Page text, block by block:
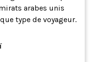
arabes unis
type de voyageur.